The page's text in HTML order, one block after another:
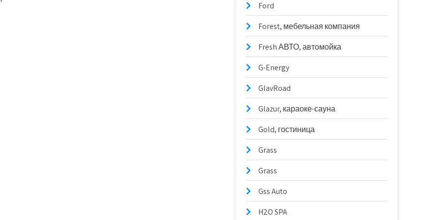
Ford
Forest, мебельная компания
Fresh АВТО, автомойка
G-Energy
GlavRoad
Glazur, караоке-сауна
Gold, гостиница
Grass
Grass
Gss Auto
H2O SPA